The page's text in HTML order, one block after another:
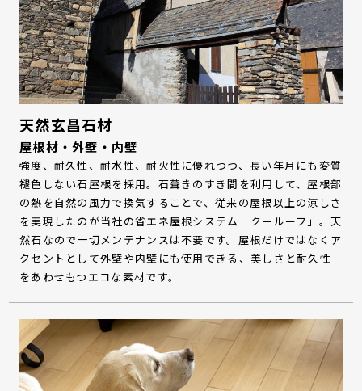
天然玄昌石材
屋根材・外壁・内壁
強度、耐久性、耐水性、耐火性に優れつつ、長い年月にも変質
褪色しない石屋根を採用。石葺きのすき間を利用して、屋根部
の熱を自然の風力で換気することで、従来の屋根以上の涼しさ
を実現したのが当社の省エネ屋根システム「クールーフ」。天
然石なので一切メンテナンスは不要です。屋根だけではなくア
クセントとして外壁や内壁にも使用できる、美しさと耐久性
をあわせもつエコな素材です。